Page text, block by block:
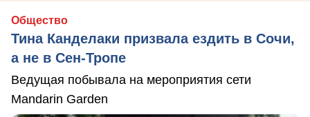
Общество
Тина Канделаки призвала ездить в Сочи,
а не в Сен-Тропе
Ведущая побывала на мероприятия сети
Mandarin Garden